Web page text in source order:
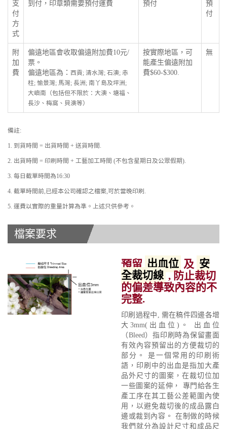
支
付
方
式
到付，印章類需要預付運費 預付
預
付
附
加
費
偏遠地區會收取偏遠附加費10元/
票。
偏遠地區為： 西貢; 清水灣; 石澳; 赤
柱; 愉景灣; 馬灣; 長洲; 南丫島及坪洲;
大嶼南（包括但不限於：大澳、塘福、
長沙、梅窩、貝澳等）
按實際地區，可
能產生偏遠附加
費$60-$300.
無
備註:
1. 到貨時間 = 出貨時間 + 送貨時間.
2. 出貨時間 = 印刷時間 + 工藝加工時間 (不包含星期日及公眾假期).
3. 每日截單時間為16:30
4. 截單時間前,已經本公司確認之檔案,可於當晚印刷.
5. 運費以實際的重量計算為準。上述只供參考。
檔案要求
預留 出血位 及 安
全裁切線, 防止裁切
的偏差導致內容的不
完整.
印刷過程中, 需在稿件四邊各增
大3mm(出血位)。 出血位
（Bleed）指印刷時為保留畫面
有效內容預留出的方便裁切的
部分。 是一個常用的印刷術
語，印刷中的出血是指加大產
品外尺寸的圖案，在裁切位加
一些圖案的延伸， 專門給各生
產工序在其工藝公差範圍內使
用，以避免裁切後的成品露白
邊或裁到內容。 在制做的時候
我們就分為設計尺寸和成品尺